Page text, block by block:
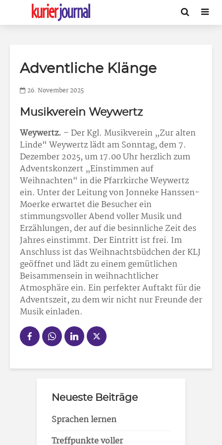
Adventliche Klänge
26. November 2025
Musikverein Weywertz
Weywertz. – Der Kgl. Musikverein „Zur alten
Linde“ Weywertz lädt am Sonntag, dem 7.
Dezember 2025, um 17.00 Uhr herzlich zum
Adventskonzert „Einstimmen auf
Weihnachten“ in die Pfarrkirche Weywertz
ein. Unter der Leitung von Jonneke Hanssen-
Moerke erwartet die Besucher ein
stimmungsvoller Abend voller Musik und
Erzählungen, der auf die besinnliche Zeit des
Jahres einstimmt. Der Eintritt ist frei. Im
Anschluss ist das Weihnachtsbüdchen der KLJ
geöffnet und lädt zu einem gemütlichen
Beisammensein in weihnachtlicher
Atmosphäre ein. Ein perfekter Auftakt für die
Adventszeit, zu dem wir nicht nur Freunde der
Musik einladen.
Neueste Beiträge
Sprachen lernen
Treffpunkte voller